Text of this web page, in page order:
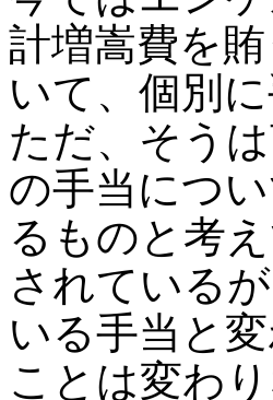
計増嵩費を
いて、個別
ただ、そう
の手当につ
るものと考
されている
いる手当と
ことは変わり